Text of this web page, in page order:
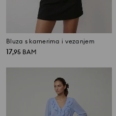
Bluza s karnerima i vezanjem
17,95 BAM